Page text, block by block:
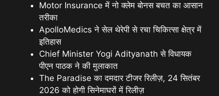
Motor Insurance में नो क्लेम बोनस बचत का आसान
तरीका
ApolloMedics ने सेल थेरेपी से रचा चिकित्सा क्षेत्र में
इतिहास
Chief Minister Yogi Adityanath से विधायक
पीएन पाठक ने की मुलाकात
The Paradise का दमदार टीजर रिलीज़, 24 सितंबर
2026 को होगी सिनेमाघरों में रिलीज़